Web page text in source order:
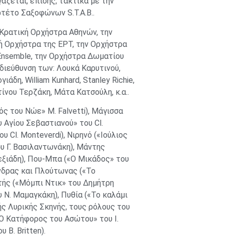
Σαξοφώνων S.T.A.B..
Ορχήστρα Αθηνών, την
Ορχήστρα της ΕΡΤ, την Ορχήστρα
την Ορχήστρα Δωματίου
των: Λουκά Καρυτινού,
William Kunhard, Stanley Richie,
Τερζάκη, Μάτα Κατσούλη, κ.α..
του Νώε» M. Falvetti), Μάγισσα
Σεβαστιανού» του Cl.
Cl. Monteverdi), Νιρηνό («Ιούλιος
Γ. Βασιλαντωνάκη), Μάντης
Που-Μπα («Ο Μικάδος» του
και Πλούτωνας («Το
(«Μόμπι Ντικ» του Δημήτρη
Μαμαγκάκη), Πυθία («Το καλάμι
Λυρικής Σκηνής, τους ρόλους του
Κατήφορος του Ασώτου» του I.
B. Britten).